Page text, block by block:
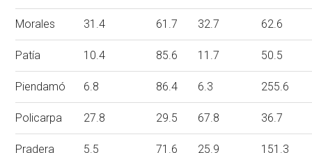
Morales 31.4 61.7 32.7 62.6
Patía 10.4 85.6 11.7 50.5
Piendamó 6.8 86.4 6.3 255.6
Policarpa 27.8 29.5 67.8 36.7
Pradera 5.5 71.6 25.9 151.3